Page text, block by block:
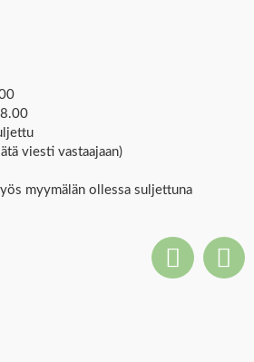
viesti vastaajaan)
myymälän ollessa suljettuna